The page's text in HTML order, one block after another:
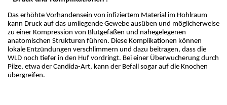
Das erhöhte Vorhandensein von infiziertem Material im Hohlraum
kann Druck auf das umliegende Gewebe ausüben und möglicherweise
zu einer Kompression von Blutgefäßen und nahegelegenen
anatomischen Strukturen führen. Diese Komplikationen können
lokale Entzündungen verschlimmern und dazu beitragen, dass die
WLD noch tiefer in den Huf vordringt. Bei einer Überwucherung durch
Pilze, etwa der Candida-Art, kann der Befall sogar auf die Knochen
übergreifen.